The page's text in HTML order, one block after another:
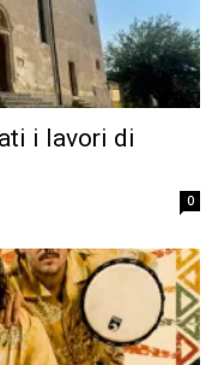
i lavori di
0